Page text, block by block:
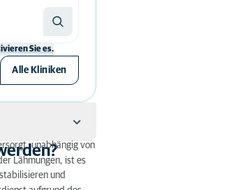
Sie es.
Alle Kliniken
unabhängig von
Lähmungen, ist es
und